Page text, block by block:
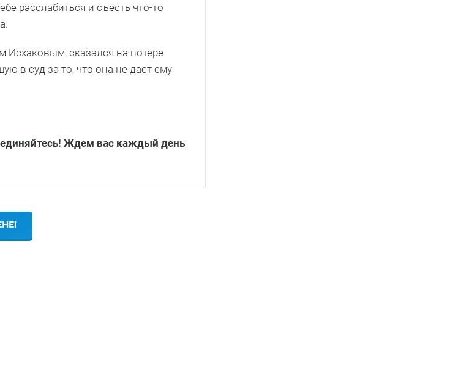
расслабиться и съесть что-то
Исхаковым, сказался на потере
в суд за то, что она не дает ему
Ждем вас каждый день